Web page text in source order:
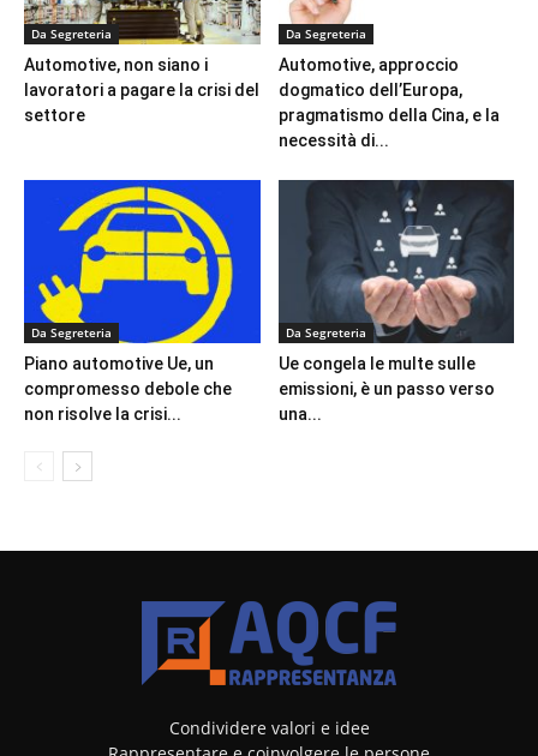
Da Segreteria
Automotive, non siano i
lavoratori a pagare la crisi del
settore
Da Segreteria
Automotive, approccio
dogmatico dell’Europa,
pragmatismo della Cina, e la
necessità di...
Da Segreteria
Piano automotive Ue, un
compromesso debole che
non risolve la crisi...
Da Segreteria
Ue congela le multe sulle
emissioni, è un passo verso
una...
Condividere valori e idee